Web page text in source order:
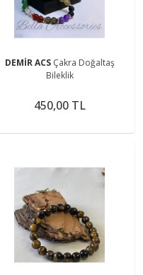
DEMİR ACS Çakra Doğaltaş
Bileklik
450,00 TL